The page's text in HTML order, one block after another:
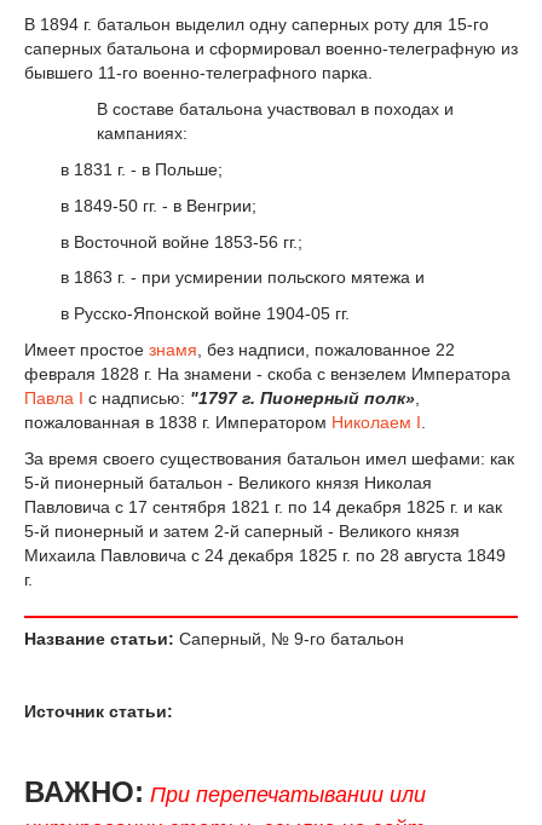
В 1894 г. батальон выделил одну саперных роту для 15-го
саперных батальона и сформировал военно-телеграфную из
бывшего 11-го военно-телеграфного парка.
В составе батальона участвовал в походах и
кампаниях:
в 1831 г. - в Польше;
в 1849-50 гг. - в Венгрии;
в Восточной войне 1853-56 гг.;
в 1863 г. - при усмирении польского мятежа и
в Русско-Японской войне 1904-05 гг.
Имеет простое знамя , без надписи, пожалованное 22
февраля 1828 г. На знамени - скоба с вензелем Императора
Павла I с надписью: "1797 г. Пионерный полк»
пожалованная в 1838 г. Императором Николаем I
За время своего существования батальон имел шефами: как
5-й пионерный батальон - Великого князя Николая
Павловича с 17 сентября 1821 г. по 14 декабря 1825 г. и как
5-й пионерный и затем 2-й саперный - Великого князя
Михаила Павловича с 24 декабря 1825 г. по 28 августа 1849
г.
Название статьи: Саперный, № 9-го батальон
Источник статьи:
ВАЖНО: При перепечатывании или